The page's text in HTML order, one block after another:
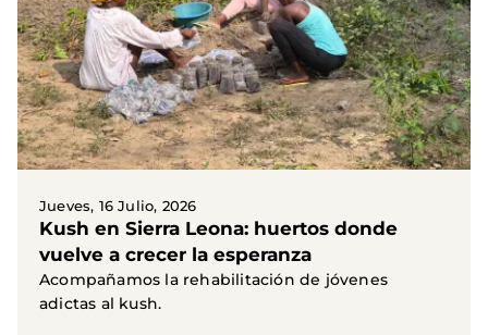
Jueves, 16 Julio, 2026
Kush en Sierra Leona: huertos donde
vuelve a crecer la esperanza
Acompañamos la rehabilitación de jóvenes
adictas al kush.